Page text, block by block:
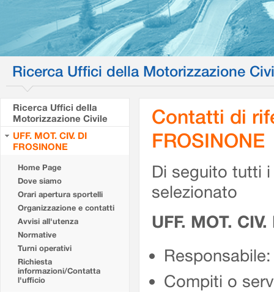
Ricerca Uffici della Motorizzazione
Ricerca Uffici della
Motorizzazione Civile
UFF. MOT. CIV. DI
FROSINONE
Home Page
Dove siamo
Orari apertura sportelli
Organizzazione e contatti
Avvisi all'utenza
Normative
Turni operativi
Richiesta
informazioni/Contatta
l'ufficio
Contatti di
FROSINONE
Di seguito tutti
selezionato
UFF. MOT.
Compiti o